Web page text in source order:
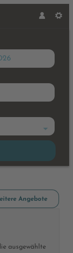
Angebote
ausgewählte